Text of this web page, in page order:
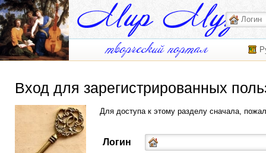
Вход для зарегистрированных
Для доступа к этому разделу сначала,
Логин